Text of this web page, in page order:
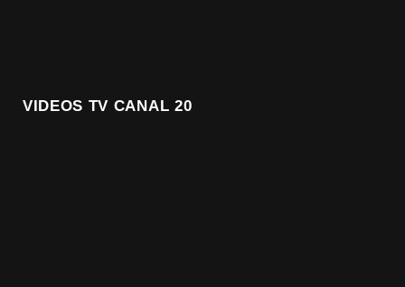
VIDEOS TV CANAL 20